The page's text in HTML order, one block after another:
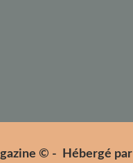
© - Hébergé par